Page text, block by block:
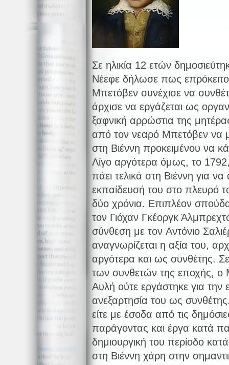
Σε ηλικία 12 ετών
Νέεφε δήλωσε πως
Μπετόβεν συνέχισε να
άρχισε να εργάζεται ως
ξαφνική αρρώστια της
από τον νεαρό Μπετόβεν να
στη Βιέννη προκειμένου να
Λίγο αργότερα όμως, το
πάει τελικά στη Βιέννη για
εκπαίδευσή του στο πλευρό
δύο χρόνια. Επιπλέον
τον Γιόχαν Γκέοργκ
σύνθεση με τον Αντόνιο
αναγνωρίζεται η αξία του,
αργότερα και ως συνθέτης.
των συνθετών της εποχής, ο
Αυλή ούτε εργάστηκε για την
ανεξαρτησία του ως
είτε με έσοδα από τις
παράγοντας και έργα κατά
δημιουργική του περίοδο
στη Βιέννη χάρη στην